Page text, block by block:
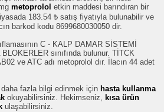
metoprolol etkin maddesi barındıran bir
183.54 ₺ satış fiyatıyla bulunabilir ve
barkod kodu 8699680030050 dir.
C - KALP DAMAR SİSTEMİ
sınıfında bulunur. TİTCK
ve ATC adı metoprolol dır. İlacın 44 adet
fazla bilgi edinmek için hasta kullanma
okuyabilirsiniz. Hekimseniz, kısa ürün
ulaşabilirsiniz.